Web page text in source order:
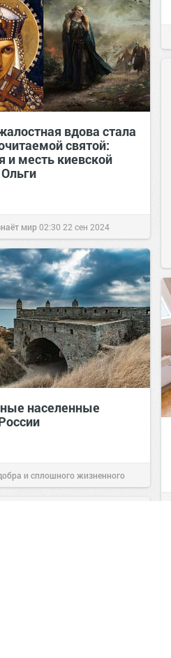
вдова стала
святой:
и месть киевской
мир02:30 22 сен 2024
населенные
и сплошного жизненного
Сегодня